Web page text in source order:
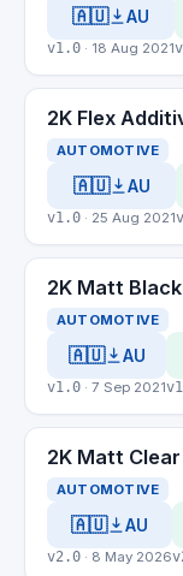
🇦🇺 AU
v1.0 · 18 Aug 2021
2K Flex
AUTOMOTIVE
🇦🇺 AU
v1.0 · 25 Aug 2021
2K Matt Black
AUTOMOTIVE
🇦🇺 AU
v1.0 · 7 Sep 2021
2K Matt Clear
AUTOMOTIVE
🇦🇺 AU
v2.0 · 8 May 2026